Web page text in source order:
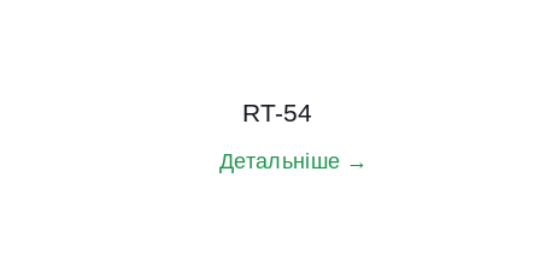
RT-54
Детальніше →